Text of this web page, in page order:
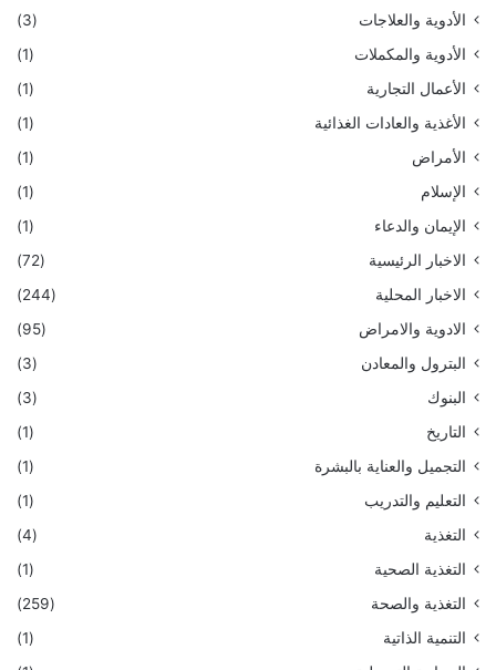
الأدوية والعلاجات
(3)
الأدوية والمكملات
(1)
الأعمال التجارية
(1)
الأغذية والعادات الغذائية
(1)
الأمراض
(1)
الإسلام
(1)
الإيمان والدعاء
(1)
الاخبار الرئيسية
(72)
الاخبار المحلية
(244)
الادوية والامراض
(95)
البترول والمعادن
(3)
البنوك
(3)
التاريخ
(1)
التجميل والعناية بالبشرة
(1)
التعليم والتدريب
(1)
التغذية
(4)
التغذية الصحية
(1)
التغذية والصحة
(259)
التنمية الذاتية
(1)